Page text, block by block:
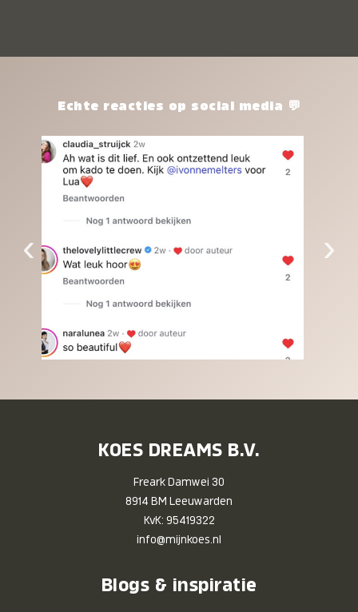
het waard.Echte reacties op social media 💬
‹ ›
KOES DREAMS B.V.
Freark Damwei 30
8914 BM Leeuwarden
KvK: 95419322
info@mijnkoes.nl
Blogs & inspiratie